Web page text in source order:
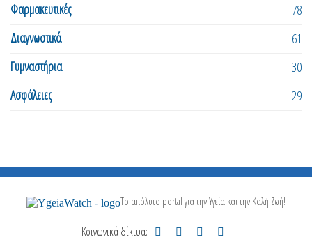
Φαρμακευτικές
78
Διαγνωστικά
61
Γυμναστήρια
30
Ασφάλειες
29
Το απόλυτο portal για την Υγεία και την Καλή Ζωή!
Κοινωνικά δίκτυα: